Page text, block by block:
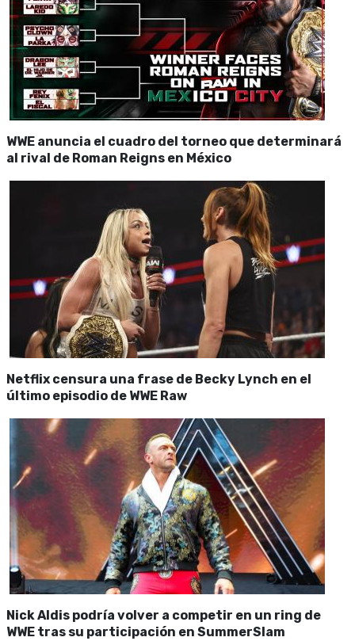
WWE anuncia el cuadro del torneo que determinará
al rival de Roman Reigns en México
Netflix censura una frase de Becky Lynch en el
último episodio de WWE Raw
Nick Aldis podría volver a competir en un ring de
WWE tras su participación en SummerSlam